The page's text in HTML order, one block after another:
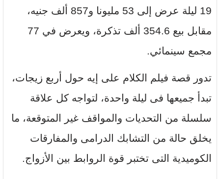
19 ليلة عرض إلى 53 مليونا و857 ألف جنيه،
مقابل بيع 354.6 ألف تذكرة، ويعرض في 77
مجمع سينمائي.
تدور قصة فيلم الكلام على إيه حول أربع زيجات،
تبدأ جميعها فى ليلة واحدة، لتواجه كل علاقة
سلسلة من التحديات والمواقف غير المتوقعة، ما
يخلق حالة من التشابك الدرامى والمفارقات
الكوميدية التى تختبر قوة الروابط بين الأزواج.